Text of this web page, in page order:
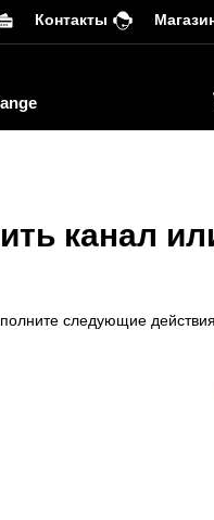
Контакты
канал
следующие